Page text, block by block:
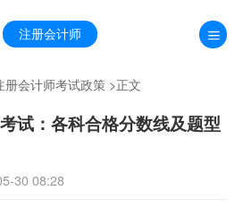
注册会计师
册会计师考试政策>正文
试：各科合格分数线及题型
30 08:28